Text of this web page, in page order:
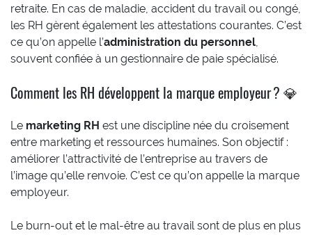
retraite. En cas de maladie, accident du travail ou congé,
les RH gèrent également les attestations courantes. C’est
ce qu’on appelle l’administration du personnel,
souvent confiée à un gestionnaire de paie spécialisé.
Comment les RH développent la marque employeur ? 💎
Le marketing RH est une discipline née du croisement
entre marketing et ressources humaines. Son objectif :
améliorer l’attractivité de l’entreprise au travers de
l’image qu’elle renvoie. C’est ce qu’on appelle la marque
employeur.
Le burn-out et le mal-être au travail sont de plus en plus